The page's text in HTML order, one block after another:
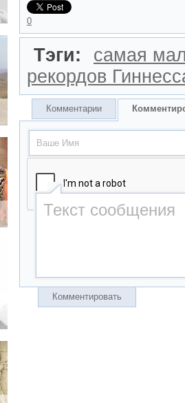
0
Тэги:
самая
рекордов
Комментарии
Комментировать